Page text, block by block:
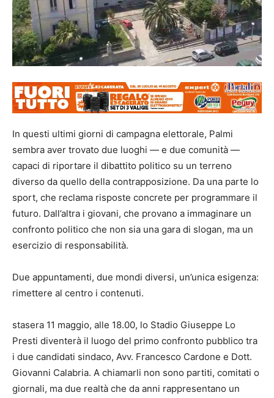
In questi ultimi giorni di campagna elettorale, Palmi
sembra aver trovato due luoghi — e due comunità —
capaci di riportare il dibattito politico su un terreno
diverso da quello della contrapposizione. Da una parte lo
sport, che reclama risposte concrete per programmare il
futuro. Dall’altra i giovani, che provano a immaginare un
confronto politico che non sia una gara di slogan, ma un
esercizio di responsabilità.
Due appuntamenti, due mondi diversi, un’unica esigenza:
rimettere al centro i contenuti.
stasera 11 maggio, alle 18.00, lo Stadio Giuseppe Lo
Presti diventerà il luogo del primo confronto pubblico tra
i due candidati sindaco, Avv. Francesco Cardone e Dott.
Giovanni Calabria. A chiamarli non sono partiti, comitati o
giornali, ma due realtà che da anni rappresentano un